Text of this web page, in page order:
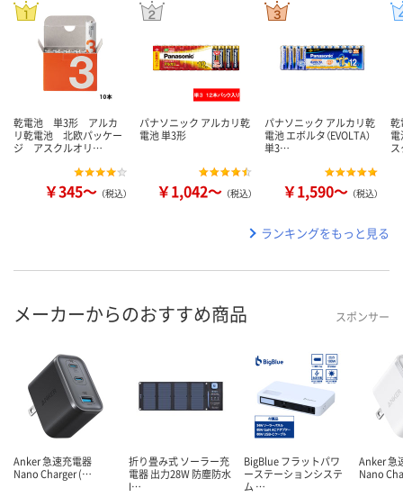
乾電池 単3形 アルカ
リ乾電池 北欧パッケー
ジ アスクルオリ…
￥345～ （税込）
パナソニック アルカリ乾
電池 単3形
￥1,042～ （税込）
パナソニック アルカリ乾
電池 エボルタ（EVOLTA）
単3…
￥1,590～ （税込）
乾
電
ランキングをもっと見る
メーカーからのおすすめ商品 スポンサー
Anker 急速充電器
Nano Charger (…
折り畳み式 ソーラー充
電器 出力28W 防塵防水
I…
BigBlue フラットパワ
ーステーションシステ
ム …
Anker 急
Nano